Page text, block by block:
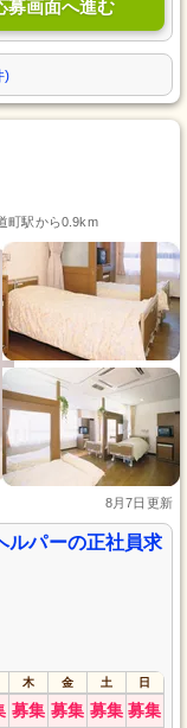
募画面へ進む
)
町駅から0.9km
8月7日更新
ルパーの正社員求
木 金 土 日
募集 募集 募集 募集